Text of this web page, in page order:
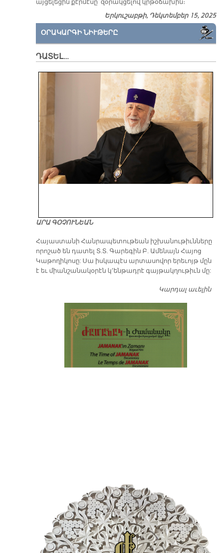
այցելեցին քէրմէսը՝ զօրակցելով կրթօճախին։
Երկուշաբթի, Դեկտեմբեր 15, 2025
ՕՐԱԿԱՐԳԻ ՆԻՒԹԵՐԸ
ԴԱՏԵԼ…
ԱՐԱ ԳՕՉՈՒՆԵԱՆ
​Հայաստանի Հանրապետութեան իշխանութիւնները
որոշած են դատել Տ.Տ. Գարեգին Բ. Ամենայն Հայոց
Կաթողիկոսը: Սա իսկապէս արտասովոր երեւոյթ մըն
է եւ միանշանակօրէն կ՚ենթադրէ գայթակղութիւն մը:
Կարդալ աւելին